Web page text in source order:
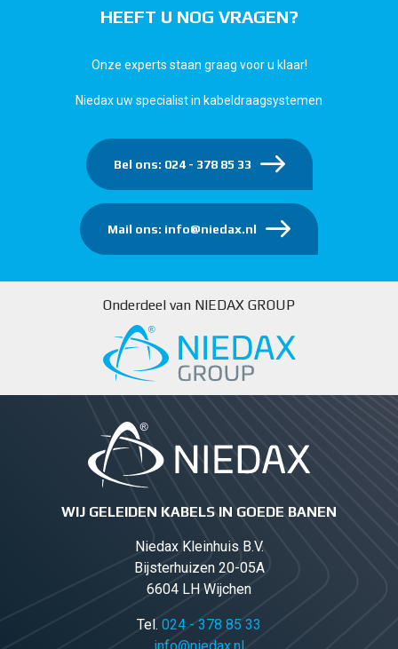
HEEFT U NOG VRAGEN?
Onze experts staan graag voor u klaar!
Niedax uw specialist in kabeldraagsystemen
Bel ons: 024 - 378 85 33
Mail ons: info@niedax.nl
Onderdeel van NIEDAX GROUP
WIJ GELEIDEN KABELS IN GOEDE BANEN
Niedax Kleinhuis B.V.
Bijsterhuizen 20-05A
6604 LH Wijchen
Tel. 024 - 378 85 33